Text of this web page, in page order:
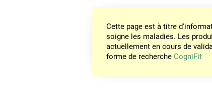
Cette page est à titre
soigne les maladies. Les
actuellement en cours de
forme de recherche CogniFit